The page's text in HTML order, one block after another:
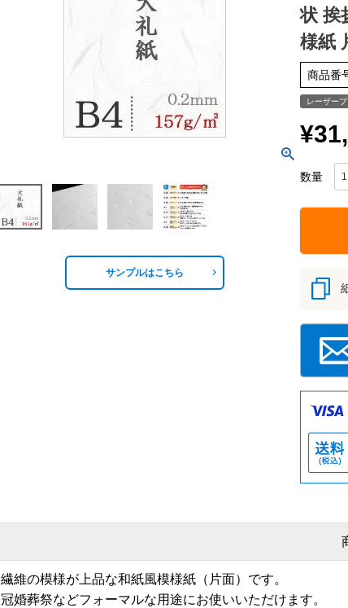
サンプルはこちら
状 挨
様紙
商品番
レーザー
¥
繊維の模様が上品な和紙風模様紙（片面）です。
冠婚葬祭などフォーマルな用途にお使いいただけます。